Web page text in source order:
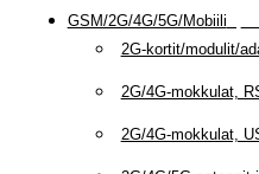
GSM/2G/4G/5G/Mobiili
2G-kortit/modulit/
2G/4G-mokkulat,
2G/4G-mokkulat,